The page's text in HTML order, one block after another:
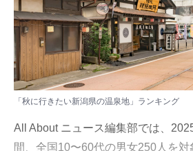
「秋に行きたい新潟県の温泉地」ランキング
All About ニュース編集部では、
間、全国10〜60代の男女250人を